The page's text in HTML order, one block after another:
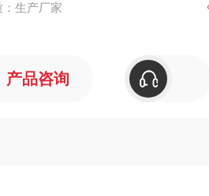
：生产厂家
产品咨询